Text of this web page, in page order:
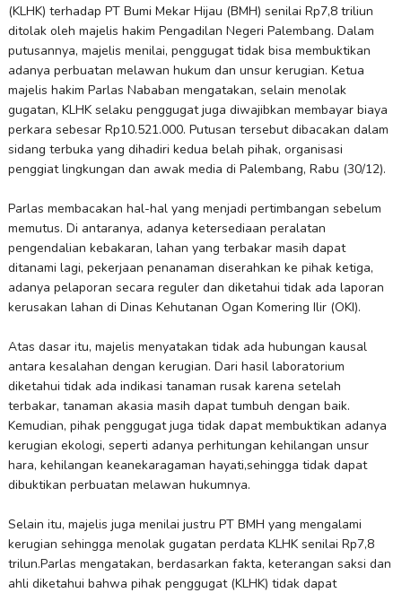
(KLHK) terhadap PT Bumi Mekar Hijau (BMH) senilai Rp7,8 triliun
ditolak oleh majelis hakim Pengadilan Negeri Palembang. Dalam
putusannya, majelis menilai, penggugat tidak bisa membuktikan
adanya perbuatan melawan hukum dan unsur kerugian. Ketua
majelis hakim Parlas Nababan mengatakan, selain menolak
gugatan, KLHK selaku penggugat juga diwajibkan membayar biaya
perkara sebesar Rp10.521.000. Putusan tersebut dibacakan dalam
sidang terbuka yang dihadiri kedua belah pihak, organisasi
penggiat lingkungan dan awak media di Palembang, Rabu (30/12).
Parlas membacakan hal-hal yang menjadi pertimbangan sebelum
memutus. Di antaranya, adanya ketersediaan peralatan
pengendalian kebakaran, lahan yang terbakar masih dapat
ditanami lagi, pekerjaan penanaman diserahkan ke pihak ketiga,
adanya pelaporan secara reguler dan diketahui tidak ada laporan
kerusakan lahan di Dinas Kehutanan Ogan Komering Ilir (OKI).
Atas dasar itu, majelis menyatakan tidak ada hubungan kausal
antara kesalahan dengan kerugian. Dari hasil laboratorium
diketahui tidak ada indikasi tanaman rusak karena setelah
terbakar, tanaman akasia masih dapat tumbuh dengan baik.
Kemudian, pihak penggugat juga tidak dapat membuktikan adanya
kerugian ekologi, seperti adanya perhitungan kehilangan unsur
hara, kehilangan keanekaragaman hayati,sehingga tidak dapat
dibuktikan perbuatan melawan hukumnya.
Selain itu, majelis juga menilai justru PT BMH yang mengalami
kerugian sehingga menolak gugatan perdata KLHK senilai Rp7,8
trilun.Parlas mengatakan, berdasarkan fakta, keterangan saksi dan
ahli diketahui bahwa pihak penggugat (KLHK) tidak dapat